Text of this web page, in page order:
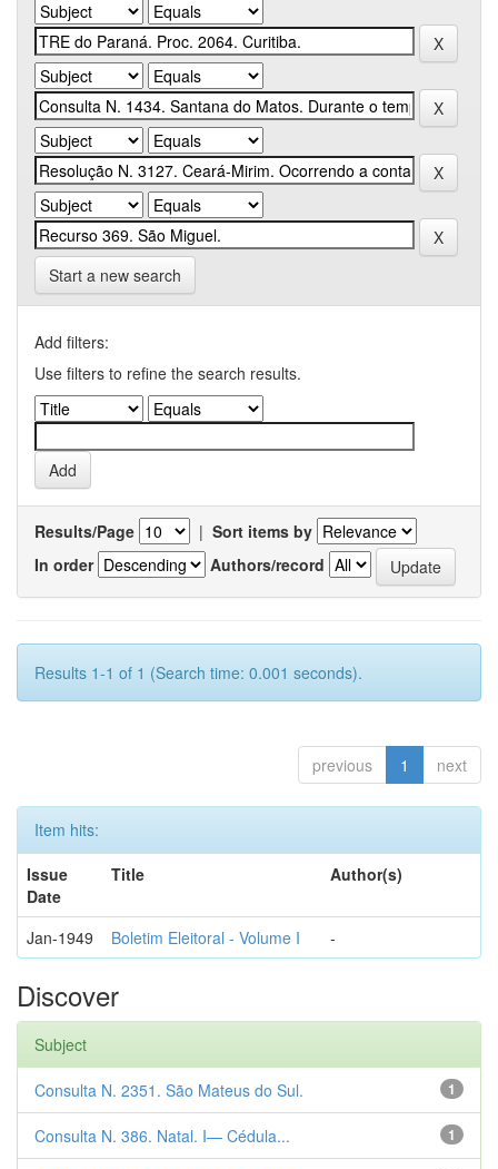
Start a new search
Add filters:
Use filters to refine the search results.
Results/Page | Sort items by
In order
Authors/record
Results 1-1 of 1 (Search time: 0.001 seconds).
previous 1 next
Item hits:
Issue
Date
Title Author(s)
Jan-1949 Boletim Eleitoral - Volume I -
Discover
Subject
1
Consulta N. 2351. São Mateus do Sul.
1
Consulta N. 386. Natal. I— Cédula...